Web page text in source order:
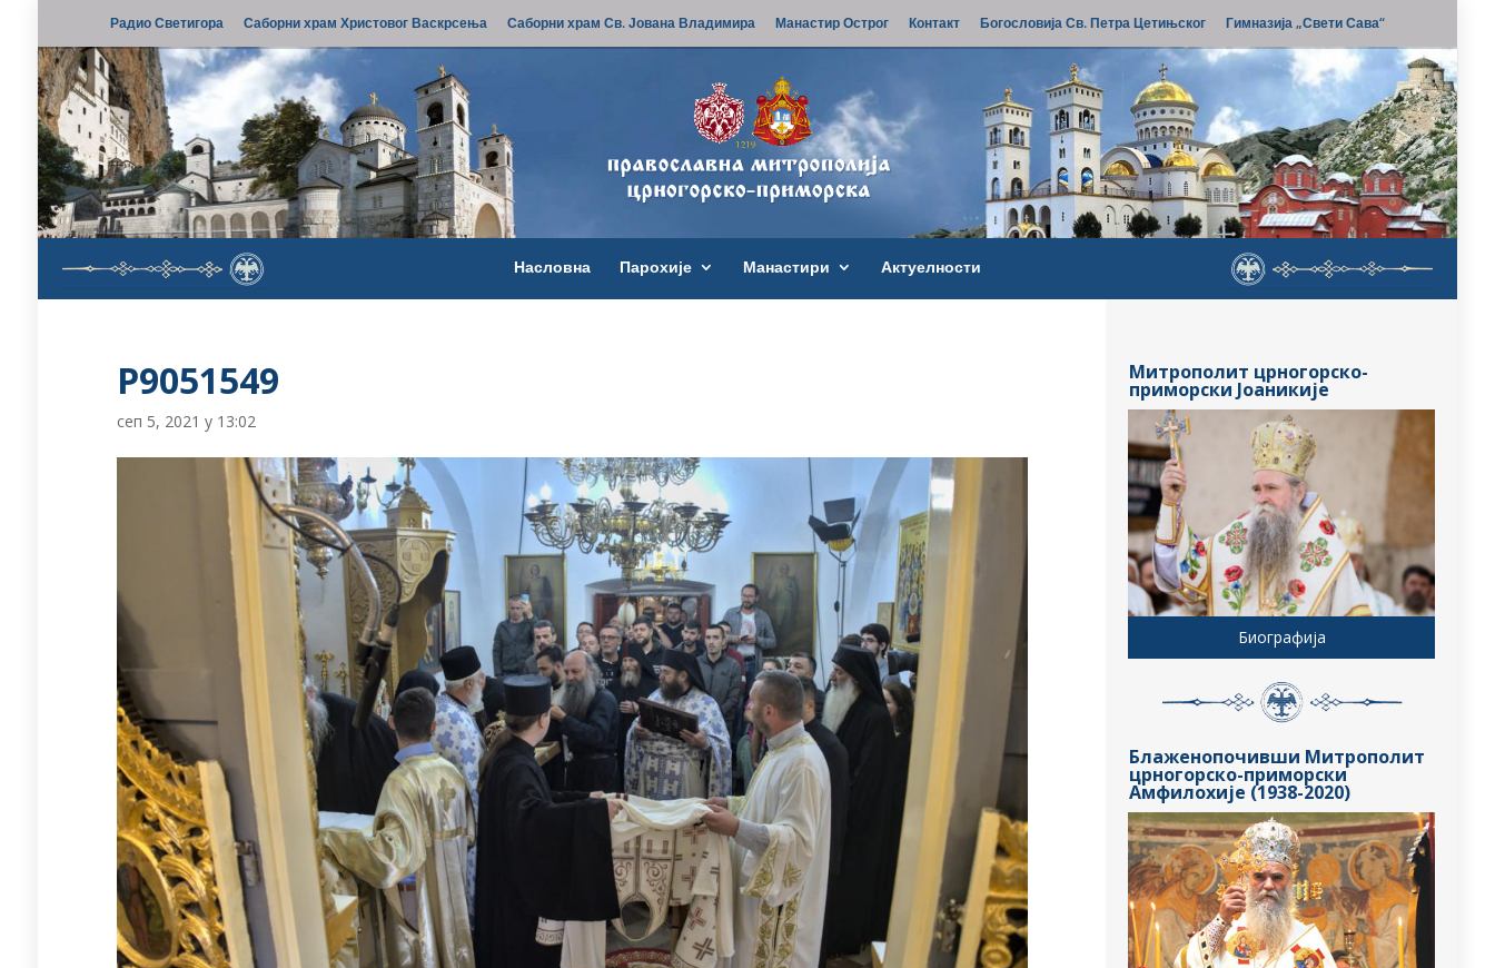
Радио Светигора Саборни храм Христовог Васкрсења Саборни храм Св. Јована Владимира Манастир Острог Контакт Богословија Св. Петра Цетињског Гимназија „Свети Сава“
Насловна Парохије Манастири Актуелности
P9051549
сеп 5, 2021 у 13:02
Митрополит црногорско-
приморски Јоаникије
Биографија
Блаженопочивши Митрополит
црногорско-приморски
Амфилохије (1938-2020)